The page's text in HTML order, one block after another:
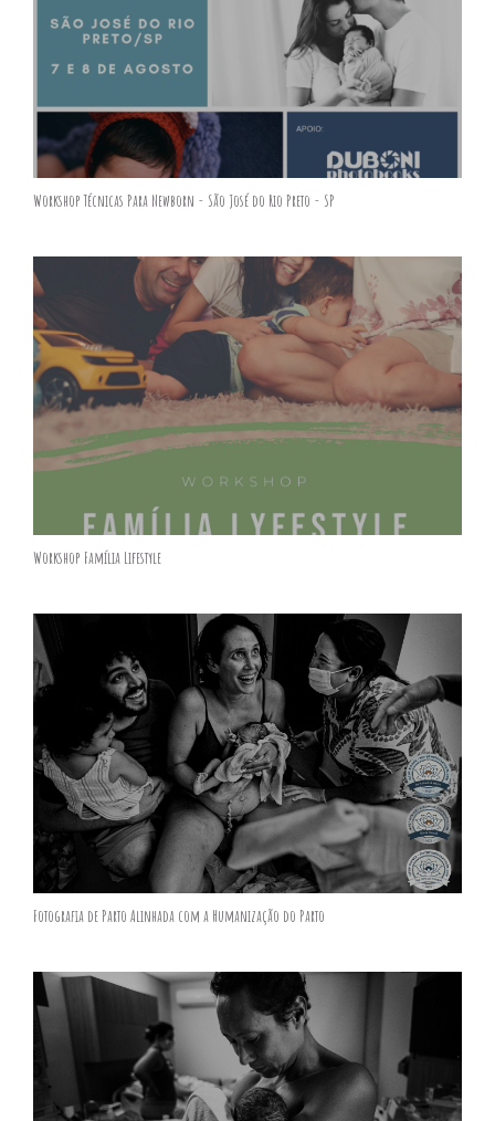
Workshop Técnicas Para Newborn - São José do Rio Preto - SP
Workshop Família Lifestyle
Fotografia de Parto Alinhada com a Humanização do Parto